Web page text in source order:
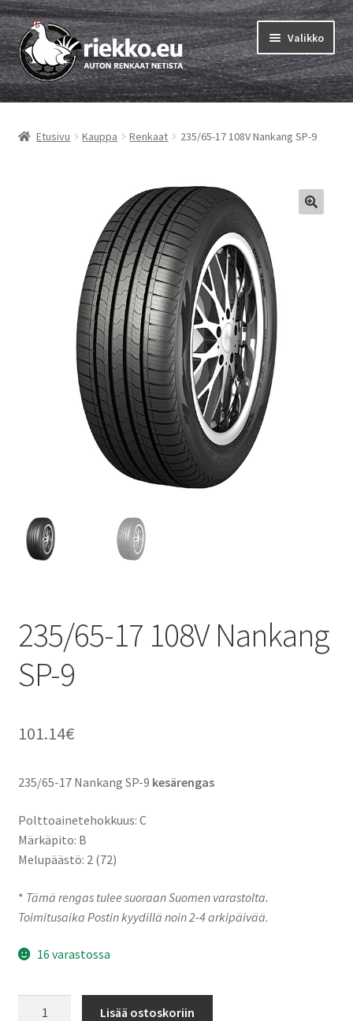
Siirry
navigointiin
Siirry
sisältöön
Valikko
Etusivu
Vinkit & ohjeet
valikko
Rengastestit
Etusivu Kauppa Renkaat 235/65-17 108V Nankang SP-9
235/65-17 108V Nankang
SP-9
101.14€
235/65-17 Nankang SP-9 kesärengas
Polttoainetehokkuus: C
Märkäpito: B
Melupäästö: 2 (72)
* Tämä rengas tulee suoraan Suomen varastolta.
Toimitusaika Postin kyydillä noin 2-4 arkipäivää.
16 varastossa
Lisää ostoskoriin